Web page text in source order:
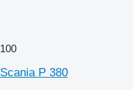
100
Scania P 380